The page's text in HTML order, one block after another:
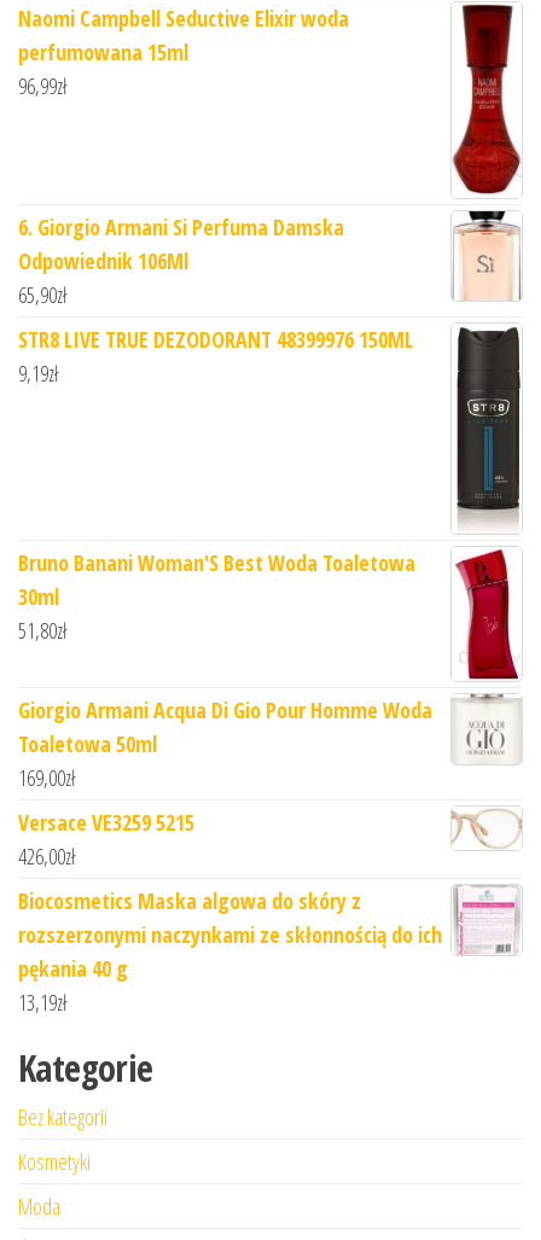
Naomi Campbell Seductive Elixir woda
perfumowana 15ml
96,99zł
6. Giorgio Armani Si Perfuma Damska
Odpowiednik 106Ml
65,90zł
STR8 LIVE TRUE DEZODORANT 48399976 150ML
9,19zł
Bruno Banani Woman'S Best Woda Toaletowa
30ml
51,80zł
Giorgio Armani Acqua Di Gio Pour Homme Woda
Toaletowa 50ml
169,00zł
Versace VE3259 5215
426,00zł
Biocosmetics Maska algowa do skóry z
rozszerzonymi naczynkami ze skłonnością do ich
pękania 40 g
13,19zł
Kategorie
Bez kategorii
Kosmetyki
Moda